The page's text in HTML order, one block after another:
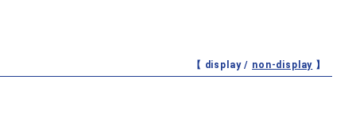
【 display / non-display 】